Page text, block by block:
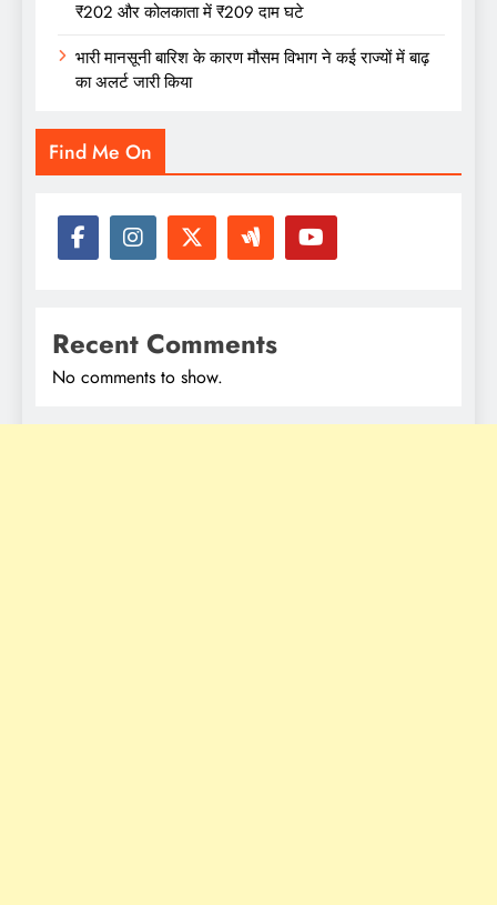
₹202 और कोलकाता में ₹209 दाम घटे
भारी मानसूनी बारिश के कारण मौसम विभाग ने कई राज्यों में बाढ़
का अलर्ट जारी किया
Find Me On
Recent Comments
No comments to show.